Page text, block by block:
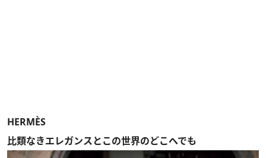
HERMÈS
比類なきエレガンスとこの世界のどこへでも